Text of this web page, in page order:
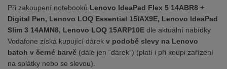
Při zakoupení notebooků Lenovo IdeaPad Flex 5 14ABR8 +
Digital Pen, Lenovo LOQ Essential 15IAX9E, Lenovo IdeaPad
Slim 3 14AMN8, Lenovo LOQ 15ARP10E dle aktuální nabídky
Vodafone získá kupující dárek v podobě slevy na Lenovo
batoh v černé barvě (dále jen “dárek”) (platí i při koupi zařízení
na splátky nebo se slevou).